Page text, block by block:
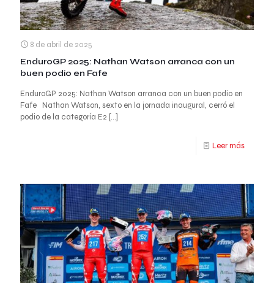
8 de abril de 2025
EnduroGP 2025: Nathan Watson arranca con un
buen podio en Fafe
EnduroGP 2025: Nathan Watson arranca con un buen podio en
Fafe Nathan Watson, sexto en la jornada inaugural, cerró el
podio de la categoría E2 […]
Leer más